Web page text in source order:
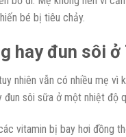
bé bị tiêu chảy.
hay đun sôi
nhiên vẫn có nhiều mẹ
sôi sữa ở một nhiệt độ
vitamin bị bay hơi đồng